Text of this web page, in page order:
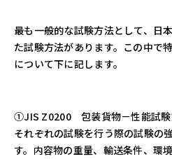
最も一般的な試験方法として、日
た試験方法があります。この中で
について下に記します。
➀JIS Z0200 包装貨物－性能試験
それぞれの試験を行う際の試験の
す。内容物の重量、輸送条件、環